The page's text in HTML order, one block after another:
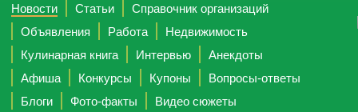
Новости Статьи
Справочник организаций
Объявления
Работа
Недвижимость
Кулинарная книга
Интервью
Анекдоты
Афиша
Конкурсы Купоны
Вопросы-ответы
Блоги
Фото-факты
Видео сюжеты